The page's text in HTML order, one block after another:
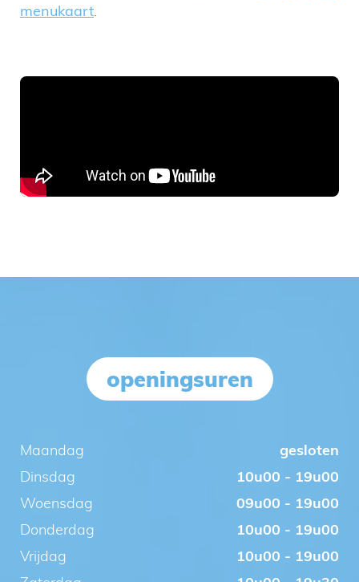
menukaart.
openingsuren
Maandag
gesloten
Dinsdag
10u00 - 19u00
Woensdag
09u00 - 19u00
Donderdag
10u00 - 19u00
Vrijdag
10u00 - 19u00